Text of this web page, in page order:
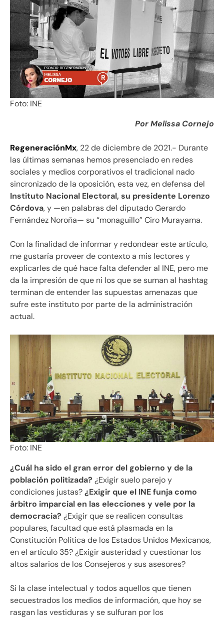
Foto: INE
Por Melissa Cornejo
RegeneraciónMx, 22 de diciembre de 2021.- Durante
las últimas semanas hemos presenciado en redes
sociales y medios corporativos el tradicional nado
sincronizado de la oposición, esta vez, en defensa del
Instituto Nacional Electoral, su presidente Lorenzo
Córdova, y —en palabras del diputado Gerardo
Fernández Noroña— su “monaguillo” Ciro Murayama.
Con la finalidad de informar y redondear este artículo,
me gustaría proveer de contexto a mis lectores y
explicarles de qué hace falta defender al INE, pero me
da la impresión de que ni los que se suman al hashtag
terminan de entender las supuestas amenazas que
sufre este instituto por parte de la administración
actual.
Foto: INE
¿Cuál ha sido el gran error del gobierno y de la
población politizada? ¿Exigir suelo parejo y
condiciones justas?¿Exigir que el INE funja como
árbitro imparcial en las elecciones y vele por la
democracia? ¿Exigir que se realicen consultas
populares, facultad que está plasmada en la
Constitución Política de los Estados Unidos Mexicanos,
en el artículo 35? ¿Exigir austeridad y cuestionar los
altos salarios de los Consejeros y sus asesores?
Si la clase intelectual y todos aquellos que tienen
secuestrados los medios de información, que hoy se
rasgan las vestiduras y se sulfuran por los